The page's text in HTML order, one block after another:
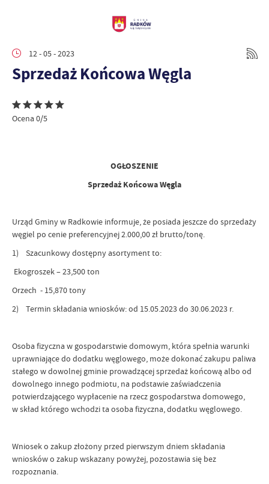
12 - 05 - 2023
Sprzedaż Końcowa Węgla
Ocena 0/5
OGŁOSZENIE
Sprzedaż Końcowa Węgla
Urząd Gminy w Radkowie informuje, że posiada jeszcze do sprzedaży
węgiel po cenie preferencyjnej 2.000,00 zł brutto/tonę.
1) Szacunkowy dostępny asortyment to:
Ekogroszek – 23,500 ton
Orzech - 15,870 tony
2) Termin składania wniosków: od 15.05.2023 do 30.06.2023 r.
Osoba fizyczna w gospodarstwie domowym, która spełnia warunki
uprawniające do dodatku węglowego, może dokonać zakupu paliwa
stałego w dowolnej gminie prowadzącej sprzedaż końcową albo od
dowolnego innego podmiotu, na podstawie zaświadczenia
potwierdzającego wypłacenie na rzecz gospodarstwa domowego,
w skład którego wchodzi ta osoba fizyczna, dodatku węglowego.
Wniosek o zakup złożony przed pierwszym dniem składania
wniosków o zakup wskazany powyżej, pozostawia się bez
rozpoznania.